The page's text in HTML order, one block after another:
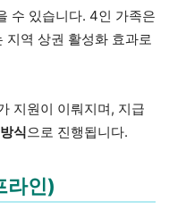
수 있습니다. 4인 가족은
지역 상권 활성화 효과로
지원이 이뤄지며, 지급
식으로 진행됩니다.
라인)